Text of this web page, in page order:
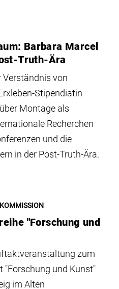
Barbara Marcel
Truth-Ära
Verständnis von
Stipendiatin
Montage als
Recherchen
und die
in der Post-Truth-Ära.
"Forschung und
zum
"Forschung und Kunst"
im Alten